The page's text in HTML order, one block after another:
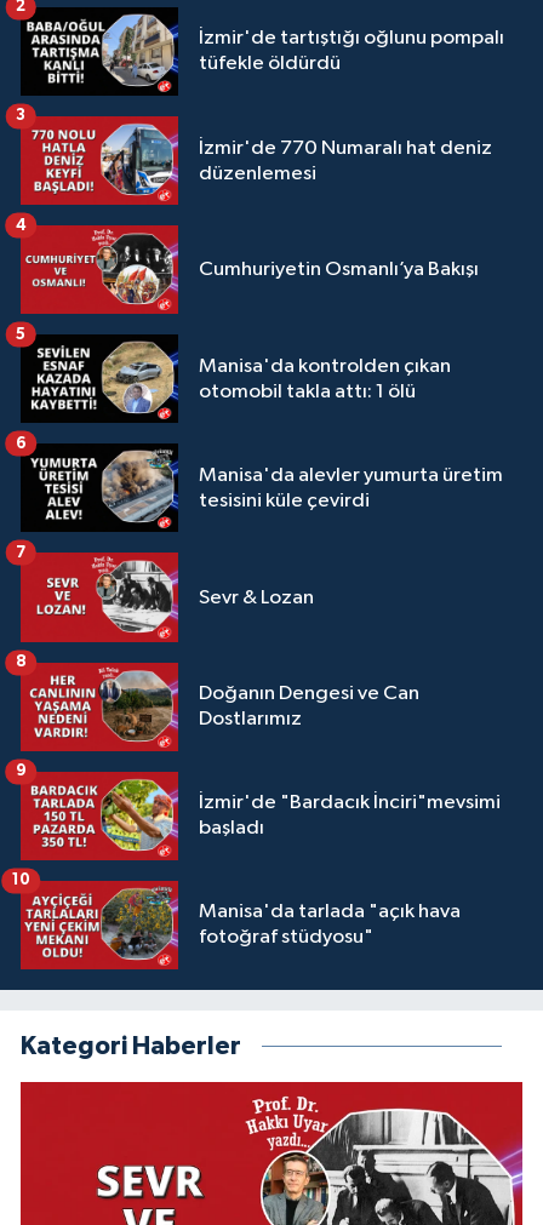
İzmir'de tartıştığı oğlunu pompalı
tüfekle öldürdü
2
İzmir'de 770 Numaralı hat deniz
düzenlemesi
3
Cumhuriyetin Osmanlı’ya Bakışı
4
Manisa'da kontrolden çıkan
otomobil takla attı: 1 ölü
5
Manisa'da alevler yumurta üretim
tesisini küle çevirdi
6
Sevr & Lozan
7
Doğanın Dengesi ve Can
Dostlarımız
8
İzmir'de "Bardacık İnciri"mevsimi
başladı
9
Manisa'da tarlada "açık hava
fotoğraf stüdyosu"
10
Kategori Haberler